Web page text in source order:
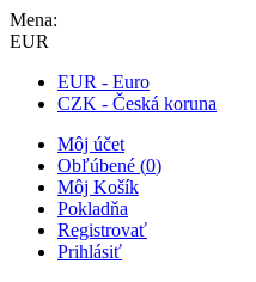
Mena:
EUR
EUR - Euro
CZK - Česká koruna
Môj účet
Obľúbené (0)
Môj Košík
Pokladňa
Registrovať
Prihlásiť